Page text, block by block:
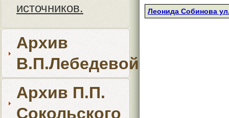
источников.
Архив
В.П.Лебедевой
Архив П.П.
Сокольского
Леонида Собинова